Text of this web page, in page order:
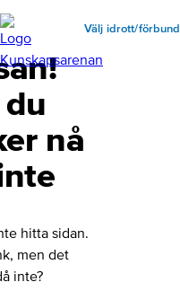
Välj idrott/förbund
nå
hitta sidan.
men det
inte?